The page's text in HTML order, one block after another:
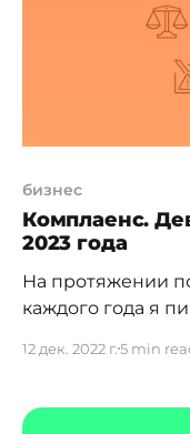
возможные риски
бизнес
Комплаенс.
2023 года
На протяжении
каждого года я
Некоторые мои
материал
12 дек. 2022 г.5 min